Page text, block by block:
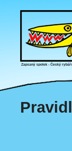
Zapsaný spolek - Český